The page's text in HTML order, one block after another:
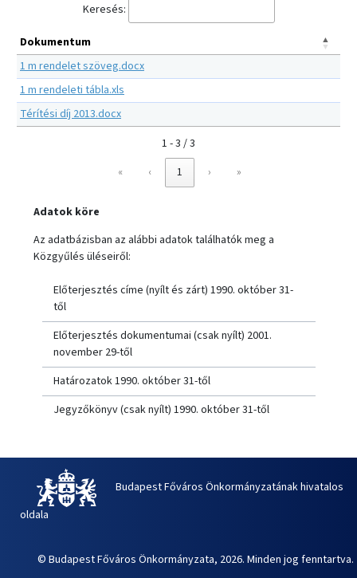
Keresés:
Dokumentum
1 m rendelet szöveg.docx
1 m rendeleti tábla.xls
Térítési díj 2013.docx
1 - 3 / 3
«
‹ 1 › »
Adatok köre
Az adatbázisban az alábbi adatok találhatók meg a
Közgyűlés üléseiről:
Előterjesztés címe (nyílt és zárt) 1990. október 31-
től
Előterjesztés dokumentumai (csak nyílt) 2001.
november 29-től
Határozatok 1990. október 31-től
Jegyzőkönyv (csak nyílt) 1990. október 31-től
Budapest Főváros Önkormányzatának hivatalos
oldala
© Budapest Főváros Önkormányzata, 2026. Minden jog fenntartva.